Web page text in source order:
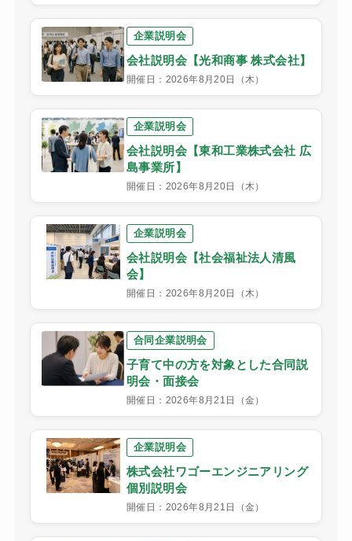
企業説明会
会社説明会【光和商事 株式会社】
開催日：2026年8月20日（木）
企業説明会
会社説明会【東和工業株式会社 広
島事業所】
開催日：2026年8月20日（木）
企業説明会
会社説明会【社会福祉法人清風
会】
開催日：2026年8月20日（木）
合同企業説明会
子育て中の方を対象とした合同説
明会・面接会
開催日：2026年8月21日（金）
企業説明会
株式会社ワゴーエンジニアリング
個別説明会
開催日：2026年8月21日（金）